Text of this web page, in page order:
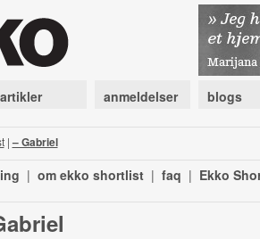
artikler anmeldelser blogs
| – Gabriel
| om ekko shortlist | faq | Ekko